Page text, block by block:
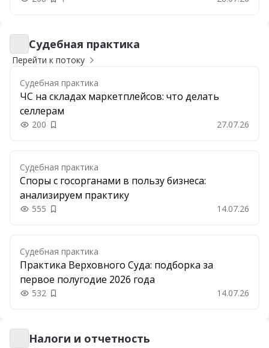
Судебная практика
Судебная практика
Перейти к потоку
Судебная практика
ЧС на складах маркетплейсов: что делать
селлерам
200 Добавить в закладки 27.07.26
Судебная практика
Споры с госорганами в пользу бизнеса:
анализируем практику
555 Добавить в закладки 14.07.26
Судебная практика
Практика Верховного Суда: подборка за
первое полугодие 2026 года
532 Добавить в закладки 14.07.26
Налоги и отчетность
Налоги и отчетность